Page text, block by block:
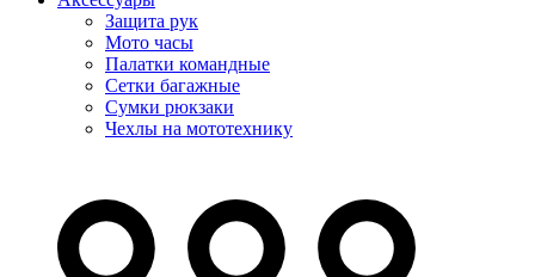
Защита рук
Мото часы
Палатки командные
Сетки багажные
Сумки рюкзаки
Чехлы на мототехнику